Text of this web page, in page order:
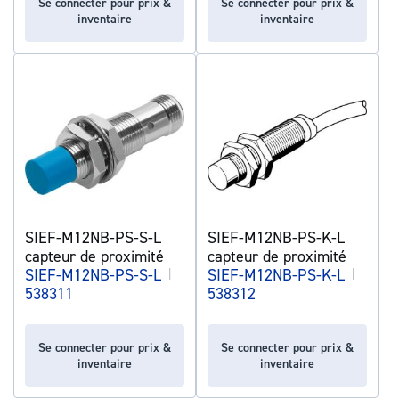
inventaire
inventaire
SIEF-M12NB-PS-S-L
capteur de proximité
SIEF-M12NB-PS-S-L |
538311
Se connecter pour prix &
inventaire
SIEF-M12NB-PS-K-L
capteur de proximité
SIEF-M12NB-PS-K-L |
538312
Se connecter pour prix &
inventaire